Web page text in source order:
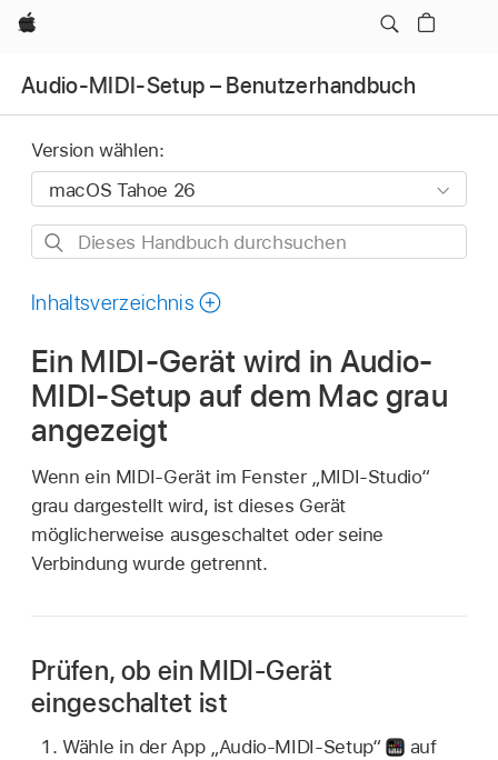
Apple
Audio-MIDI-Setup – Benutzerhandbuch
Version wählen:
Dieses
durchsuchen
Inhaltsverzeichnis
Ein MIDI-Gerät wird in Audio-
MIDI-Setup auf dem Mac grau
angezeigt
Wenn ein MIDI-Gerät im Fenster „MIDI-Studio“
grau dargestellt wird, ist dieses Gerät
möglicherweise ausgeschaltet oder seine
Verbindung wurde getrennt.
Prüfen, ob ein MIDI-Gerät
eingeschaltet ist
Wähle in der App „Audio-MIDI-Setup“
auf